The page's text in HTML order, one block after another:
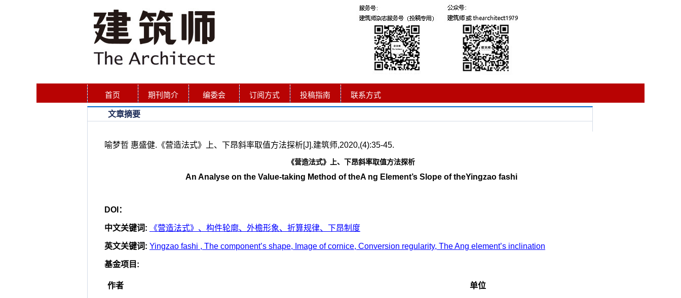
首页 期刊简介 编委会 订阅方式 投稿指南 联系方式
文章摘要
喻梦哲 惠盛健.《营造法式》上、下昂斜率取值方法探析[J].建筑师,2020,(4):35-45.
《营造法式》上、下昂斜率取值方法探析
An Analyse on the Value-taking Method of theA ng Element’s Slope of theYingzao fashi
DOI：
中文关键词: 《营造法式》、构件轮廓、外檐形象、折算规律、下昂制度
英文关键词: Yingzao fashi , The component’s shape, Image of cornice, Conversion regularity, The Ang element’s inclination
基金项目 :
作者
单位